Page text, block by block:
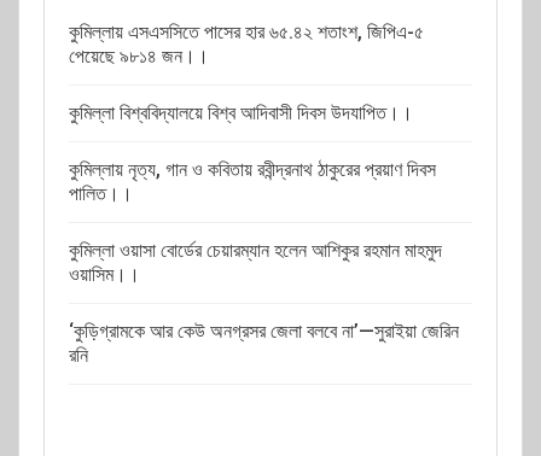
কুমিল্লায় এসএসসিতে পাসের হার ৬৫.৪২ শতাংশ, জিপিএ-৫
পেয়েছে ৯৮১৪ জন।।
কুমিল্লা বিশ্ববিদ্যালয়ে বিশ্ব আদিবাসী দিবস উদযাপিত।।
কুমিল্লায় নৃত্য, গান ও কবিতায় রবীন্দ্রনাথ ঠাকুরের প্রয়াণ দিবস
পালিত।।
কুমিল্লা ওয়াসা বোর্ডের চেয়ারম্যান হলেন আশিকুর রহমান মাহমুদ
ওয়াসিম।।
‘কুড়িগ্রামকে আর কেউ অনগ্রসর জেলা বলবে না’—সুরাইয়া জেরিন
রনি